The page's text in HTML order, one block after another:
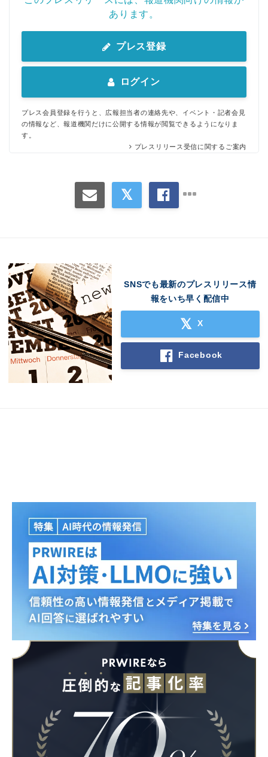
あります。
プレス登録
ログイン
プレス会員登録を行うと、広報担当者の連絡先や、イベント・記者会見
の情報など、報道機関だけに公開する情報が閲覧できるようになりま
す。
プレスリリース受信に関するご案内
SNSでも最新のプレスリリース情
報をいち早く配信中
X
Facebook